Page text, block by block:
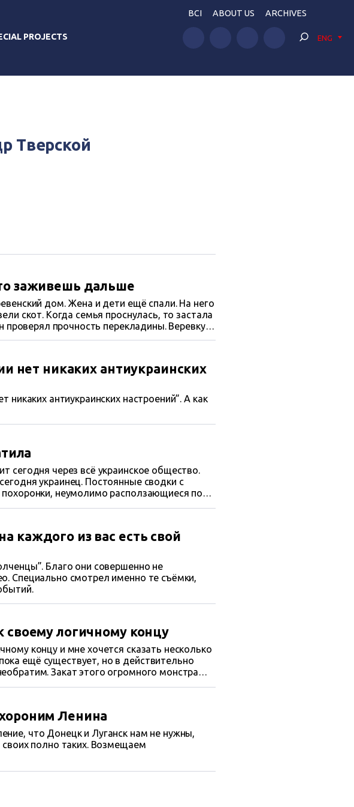
PROJECTS
BCI ABOUT US ARCHIVES
ENG
Тверской
заживешь дальше
дом. Жена и дети ещё спали. На него
скот. Когда семья проснулась, то застала
проверял прочность перекладины. Веревку
нет никаких антиукраинских
никаких антиукраинских настроений”. А как
сегодня через всё украинское общество.
украинец. Постоянные сводки с
неумолимо расползающиеся по
каждого из вас есть свой
Благо они совершенно не
Специально смотрел именно те съёмки,
своему логичному концу
концу и мне хочется сказать несколько
ещё существует, но в действительно
Закат этого огромного монстра
Ленина
что Донецк и Луганск нам не нужны,
полно таких. Возмещаем